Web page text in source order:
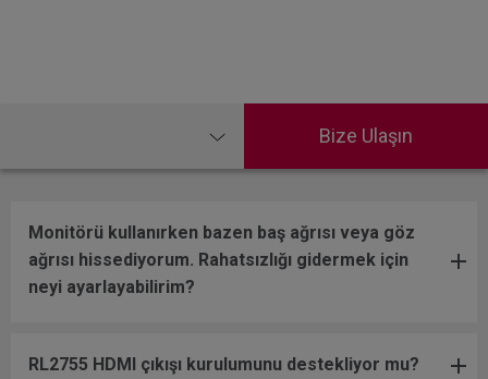
Bize Ulaşın
Monitörü kullanırken bazen baş ağrısı veya göz
ağrısı hissediyorum. Rahatsızlığı gidermek için
neyi ayarlayabilirim?
RL2755 HDMI çıkışı kurulumunu destekliyor mu?